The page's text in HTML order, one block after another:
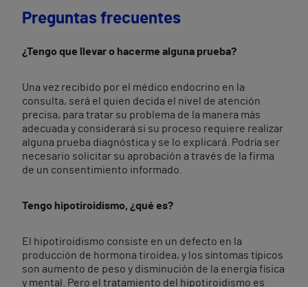
Preguntas frecuentes
¿Tengo que llevar o hacerme alguna prueba?
Una vez recibido por el médico endocrino en la
consulta, será el quien decida el nivel de atención
precisa, para tratar su problema de la manera más
adecuada y considerará si su proceso requiere realizar
alguna prueba diagnóstica y se lo explicará. Podría ser
necesario solicitar su aprobación a través de la firma
de un consentimiento informado.
Tengo hipotiroidismo, ¿qué es?
El hipotiroidismo consiste en un defecto en la
producción de hormona tiroidea, y los síntomas típicos
son aumento de peso y disminución de la energía física
y mental. Pero el tratamiento del hipotiroidismo es